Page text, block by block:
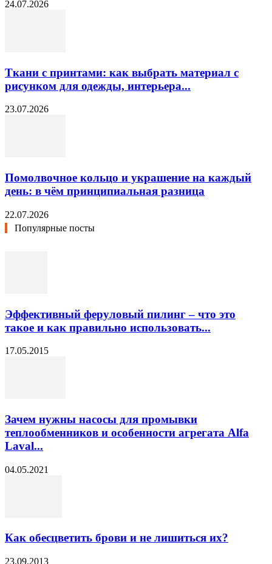
24.07.2026
Ткани с принтами: как выбрать материал с
рисунком для одежды, интерьера...
23.07.2026
Помолвочное кольцо и украшение на каждый
день: в чём принципиальная разница
22.07.2026
Популярные посты
Эффективный феруловый пилинг – что это
такое и как правильно использовать...
17.05.2015
Зачем нужны насосы для промывки
теплообменников и особенности агрегата Alfa
Laval...
04.05.2021
Как обесцветить брови и не лишиться их?
23.09.2013